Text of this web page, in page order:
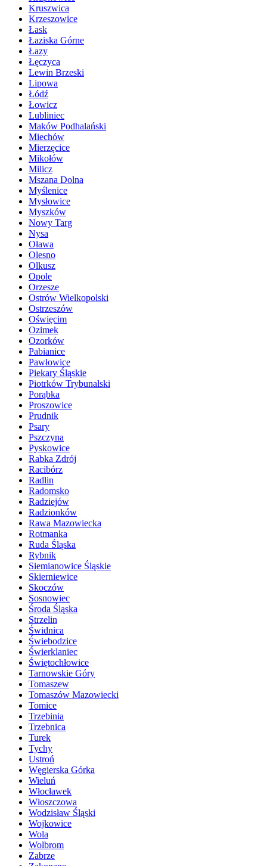
Kruszwica
Krzeszowice
Łask
Łaziska Górne
Łazy
Łęczyca
Lewin Brzeski
Lipowa
Łódź
Łowicz
Lubliniec
Maków Podhalański
Miechów
Mierzęcice
Mikołów
Milicz
Mszana Dolna
Myślenice
Mysłowice
Myszków
Nowy Targ
Nysa
Oława
Olesno
Olkusz
Opole
Orzesze
Ostrów Wielkopolski
Ostrzeszów
Oświęcim
Ozimek
Ozorków
Pabianice
Pawłowice
Piekary Śląskie
Piotrków Trybunalski
Porąbka
Proszowice
Prudnik
Psary
Pszczyna
Pyskowice
Rabka Zdrój
Racibórz
Radlin
Radomsko
Radziejów
Radzionków
Rawa Mazowiecka
Rotmanka
Ruda Śląska
Rybnik
Siemianowice Śląskie
Skierniewice
Skoczów
Sosnowiec
Środa Śląska
Strzelin
Świdnica
Świebodzice
Świerklaniec
Świętochłowice
Tarnowskie Góry
Tomaszew
Tomaszów Mazowiecki
Tomice
Trzebinia
Trzebnica
Turek
Tychy
Ustroń
Węgierska Górka
Wieluń
Włocławek
Włoszczowa
Wodzisław Śląski
Wojkowice
Wola
Wolbrom
Zabrze